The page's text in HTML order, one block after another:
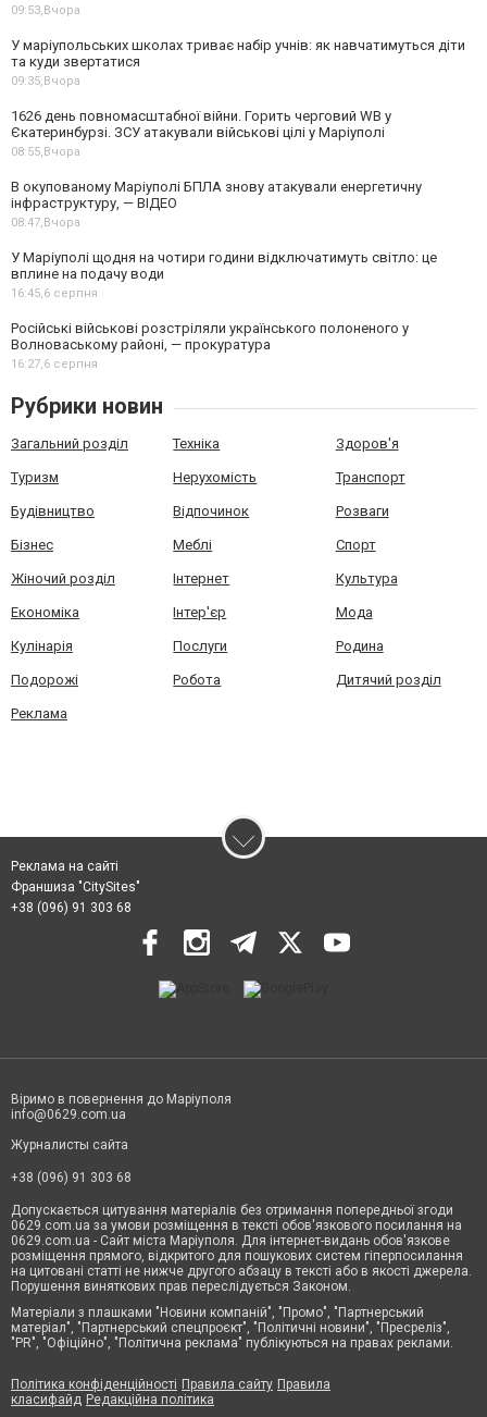
09:53, Вчора
У маріупольських школах триває набір учнів: як навчатимуться діти
та куди звертатися
09:35, Вчора
1626 день повномасштабної війни. Горить черговий WB у
Єкатеринбурзі. ЗСУ атакували військові цілі у Маріуполі
08:55, Вчора
В окупованому Маріуполі БПЛА знову атакували енергетичну
інфраструктуру, — ВІДЕО
08:47, Вчора
У Маріуполі щодня на чотири години відключатимуть світло: це
вплине на подачу води
16:45,6 серпня
Російські військові розстріляли українського полоненого у
Волноваському районі, — прокуратура
16:27,6 серпня
Рубрики новин
Загальний розділ Техніка Здоров'я
Туризм Нерухомість Транспорт
Будівництво Відпочинок Розваги
Бізнес Меблі Спорт
Жіночий розділ Інтернет Культура
Економіка Інтер'єр Мода
Кулінарія Послуги Родина
Подорожі Робота Дитячий розділ
Реклама
Реклама на сайті
Франшиза "CitySites"
+38 (096) 91 303 68
Віримо в повернення до Маріуполя
info@0629.com.ua
Журналисты сайта
+38 (096) 91 303 68
Допускається цитування матеріалів без отримання попередньої згоди
0629.com.ua за умови розміщення в тексті обов'язкового посилання на
0629.com.ua - Сайт міста Маріуполя. Для інтернет-видань обов'язкове
розміщення прямого, відкритого для пошукових систем гіперпосилання
на цитовані статті не нижче другого абзацу в тексті або в якості джерела.
Порушення виняткових прав переслідується Законом.
Матеріали з плашками "Новини компаній", "Промо", "Партнерський
матеріал", "Партнерський спецпроєкт", "Політичні новини", "Пресреліз",
"PR", "Офіційно", "Політична реклама" публікуються на правах реклами.
Політика конфіденційності Правила сайту Правила
класифайд Редакційна політика